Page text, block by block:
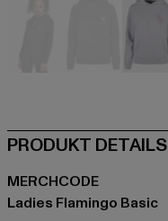
PRODUKT DETAILS
MERCHCODE
Ladies Flamingo Basic